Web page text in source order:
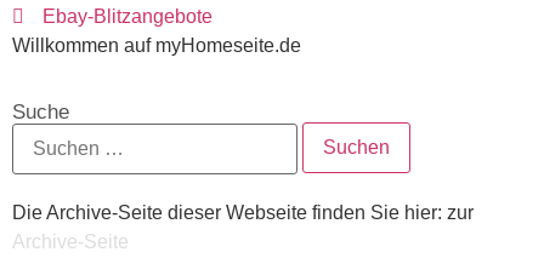
Ebay-Blitzangebote
Willkommen auf myHomeseite.de
Suche
Die Archive-Seite dieser Webseite finden Sie hier: zur
Archive-Seite